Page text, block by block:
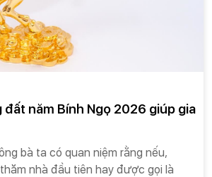
đất năm Bính Ngọ 2026 giúp gia
bà ta có quan niệm rằng nếu,
nhà đầu tiên hay được gọi là